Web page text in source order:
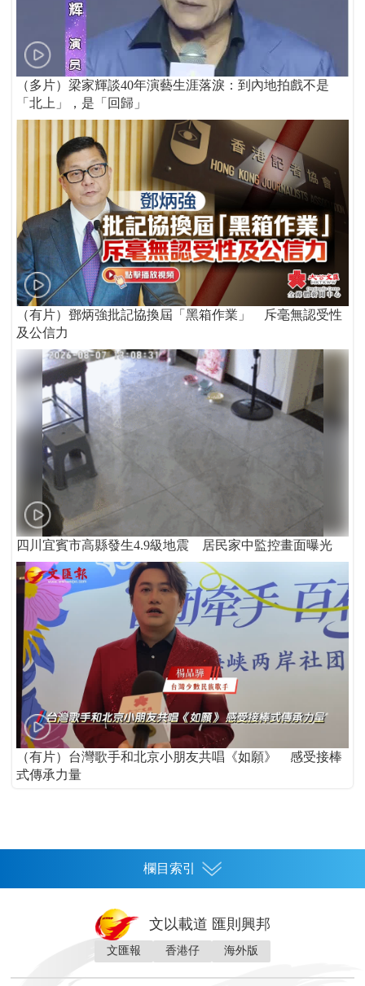
（多片）梁家輝談40年演藝生涯落淚：到內地拍戲不是
「北上」，是「回歸」
（有片）鄧炳強批記協換屆「黑箱作業」 斥毫無認受性
及公信力
四川宜賓市高縣發生4.9級地震 居民家中監控畫面曝光
（有片）台灣歌手和北京小朋友共唱《如願》 感受接棒
式傳承力量
欄目索引
灣區人
文以載道 匯則興邦
文匯報 香港仔 海外版